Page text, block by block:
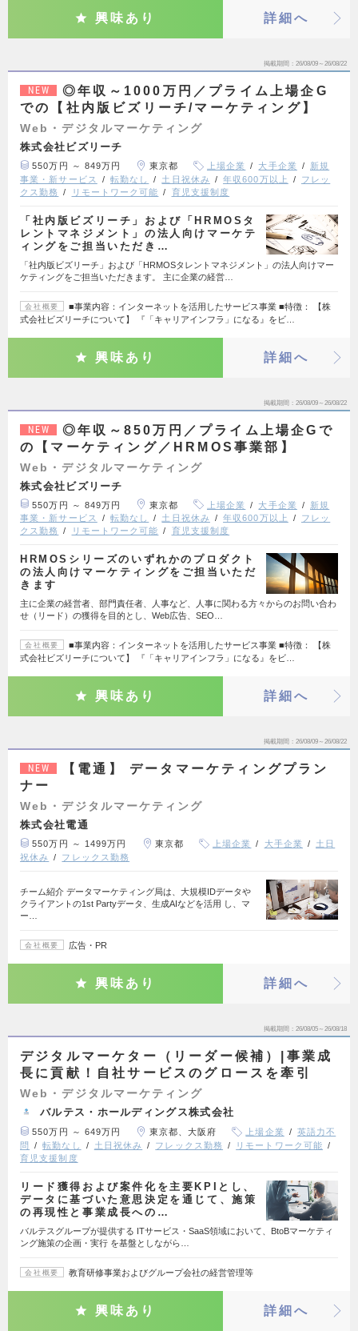
興味あり 詳細へ
掲載期間 26/08/09～26/08/22
NEW
◎年収～1000万円／プライム上場企G
での【社内版ビズリーチ/マーケティング】
Web・デジタルマーケティング
株式会社ビズリーチ
550万円 ～ 849万円 東京都 上場企業 大手企業
新規
事業・新サービス
転勤なし 土日祝休み 年収600万以上
フレッ
クス勤務
リモートワーク可能 育児支援制度
「社内版ビズリーチ」および「HRMOSタ
レントマネジメント」の法人向けマーケテ
ィングをご担当いただき…
「社内版ビズリーチ」および「HRMOSタレントマネジメント」の法人向けマー
ケティングをご担当いただきます。 主に企業の経営…
会社概要
■事業内容：インターネットを活用したサービス事業 ■特徴： 【株
式会社ビズリーチについて】 『「キャリアインフラ」になる』をビ…
興味あり 詳細へ
掲載期間 26/08/09～26/08/22
NEW
◎年収～850万円／プライム上場企Gで
の【マーケティング／HRMOS事業部】
Web・デジタルマーケティング
株式会社ビズリーチ
550万円 ～ 849万円 東京都 上場企業 大手企業
新規
事業・新サービス
転勤なし 土日祝休み 年収600万以上
フレッ
クス勤務
リモートワーク可能 育児支援制度
HRMOSシリーズのいずれかのプロダクト
の法人向けマーケティングをご担当いただ
きます
主に企業の経営者、部門責任者、人事など、人事に関わる方々からのお問い合わ
せ（リード）の獲得を目的とし、Web広告、SEO…
会社概要
■事業内容：インターネットを活用したサービス事業 ■特徴： 【株
式会社ビズリーチについて】 『「キャリアインフラ」になる』をビ…
興味あり 詳細へ
掲載期間 26/08/09～26/08/22
NEW
【電通】 データマーケティングプラン
ナー
Web・デジタルマーケティング
株式会社電通
550万円 ～ 1499万円 東京都 上場企業 大手企業
土日
祝休み
フレックス勤務
チーム紹介 データマーケティング局は、大規模IDデータや
クライアントの1st Partyデータ、生成AIなどを活用 し、マ
ー…
会社概要 広告・PR
興味あり 詳細へ
掲載期間 26/08/05～26/08/18
デジタルマーケター（リーダー候補）|事業成
長に貢献！自社サービスのグロースを牽引
Web・デジタルマーケティング
バルテス・ホールディングス株式会社
550万円 ～ 649万円 東京都、大阪府 上場企業
英語力不
問
転勤なし 土日祝休み フレックス勤務
リモートワーク可能
育児支援制度
リード獲得および案件化を主要KPIとし、
データに基づいた意思決定を通じて、施策
の再現性と事業成長への…
バルテスグループが提供する ITサービス・SaaS領域において、BtoBマーケティ
ング施策の企画・実行 を基盤としながら…
会社概要 教育研修事業およびグループ会社の経営管理等
興味あり 詳細へ